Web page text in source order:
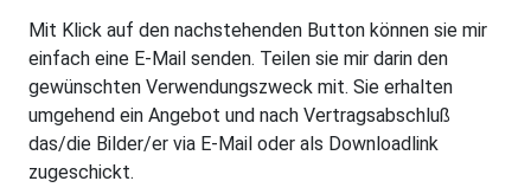
Mit Klick auf den nachstehenden Button können sie mir
einfach eine E-Mail senden. Teilen sie mir darin den
gewünschten Verwendungszweck mit. Sie erhalten
umgehend ein Angebot und nach Vertragsabschluß
das/die Bilder/er via E-Mail oder als Downloadlink
zugeschickt.